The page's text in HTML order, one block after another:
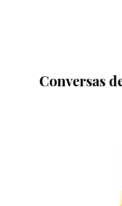
Conversas